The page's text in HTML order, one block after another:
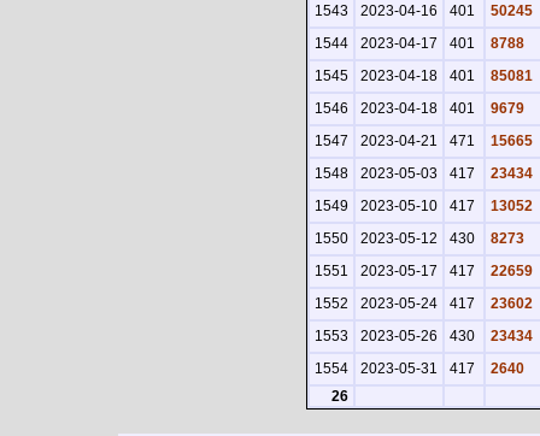
1543
2023-04-16 401
50245
1544
2023-04-17 401
8788
1545
2023-04-18 401
85081
1546
2023-04-18 401
9679
1547
2023-04-21 471
15665
1548
2023-05-03 417
23434
1549
2023-05-10 417
13052
1550
2023-05-12 430
8273
1551
2023-05-17 417
22659
1552
2023-05-24 417
23602
1553
2023-05-26 430
23434
1554
2023-05-31 417
2640
26